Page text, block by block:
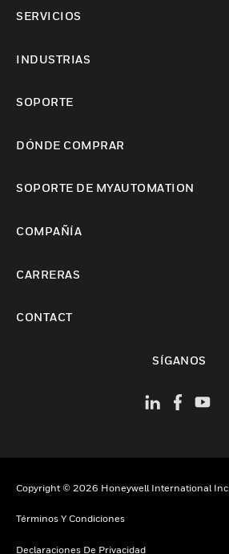
SERVICIOS
INDUSTRIAS
SOPORTE
DÓNDE COMPRAR
SOPORTE DE MYAUTOMATION
COMPAÑÍA
CARRERAS
CONTACT
SÍGANOS
Copyright © 2026 Honeywell International Inc
Términos Y Condiciones
Declaraciones De Privacidad